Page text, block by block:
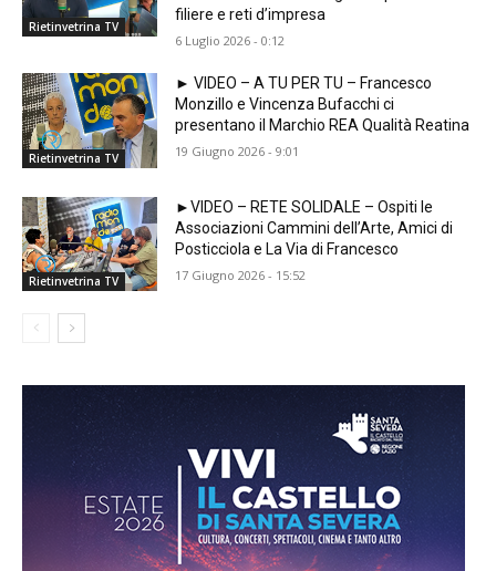
Rietinvetrina TV
filiere e reti d’impresa
6 Luglio 2026 - 0:12
Rietinvetrina TV
► VIDEO – A TU PER TU – Francesco
Monzillo e Vincenza Bufacchi ci
presentano il Marchio REA Qualità Reatina
19 Giugno 2026 - 9:01
Rietinvetrina TV
►VIDEO – RETE SOLIDALE – Ospiti le
Associazioni Cammini dell’Arte, Amici di
Posticciola e La Via di Francesco
17 Giugno 2026 - 15:52